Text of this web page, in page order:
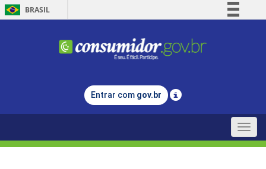
BRASIL
Comunica BR
Legislação
Entrar com gov.br
Toggle